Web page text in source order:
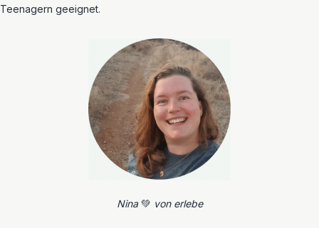
Teenagern geeignet.
Nina💚 von erlebe